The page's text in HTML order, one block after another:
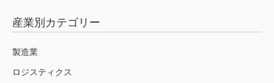
産業別カテゴリー
製造業
ロジスティクス